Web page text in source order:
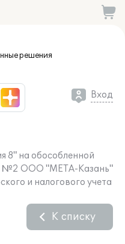
решения
Вход
8" на обособленной
№2 ООО "МЕТА-Казань"
и налогового учета
К списку